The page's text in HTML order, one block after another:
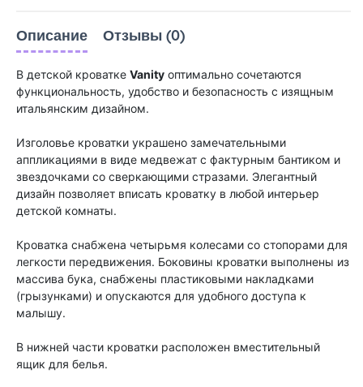
Описание Отзывы (0)
В детской кроватке Vanity оптимально сочетаются
функциональность, удобство и безопасность с изящным
итальянским дизайном.
Изголовье кроватки украшено замечательными
аппликациями в виде медвежат с фактурным бантиком и
звездочками со сверкающими стразами. Элегантный
дизайн позволяет вписать кроватку в любой интерьер
детской комнаты.
Кроватка снабжена четырьмя колесами со стопорами для
легкости передвижения. Боковины кроватки выполнены из
массива бука, снабжены пластиковыми накладками
(грызунками) и опускаются для удобного доступа к
малышу.
В нижней части кроватки расположен вместительный
ящик для белья.